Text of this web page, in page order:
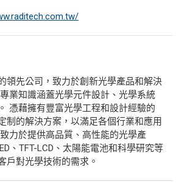
領先公司，致力於創新光學產品和解決
業知識涵蓋光學元件設計、光學系統
憑藉擁有豐富光學工程和設計經驗的
制的解決方案，以滿足各個行業和應用
力於提供高品質、高性能的光學產
、TFT-LCD、太陽能電池和科學研究等
戶對光學技術的需求。